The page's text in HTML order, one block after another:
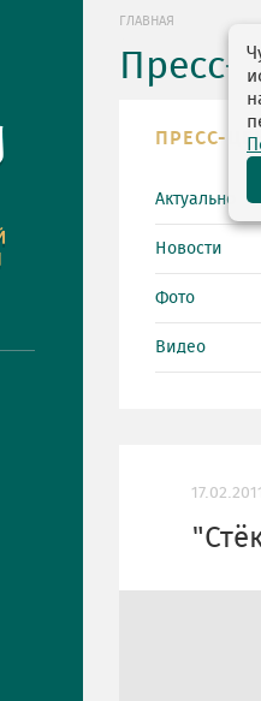
ГЛАВНАЯ
Пресс-
ПРЕСС-
Актуально
Новости
Фото
Видео